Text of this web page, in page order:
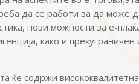
да се работи за да може
нови можности за е-
како и
ќе содржи